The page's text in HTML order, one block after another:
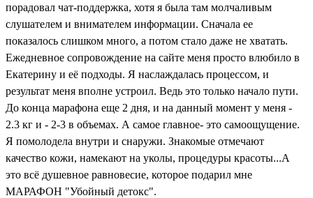
порадовал чат-поддержка, хотя я была там молчаливым
слушателем и внимателем информации. Сначала ее
показалось слишком много, а потом стало даже не хватать.
Ежедневное сопровождение на сайте меня просто влюбило в
Екатерину и её подходы. Я наслаждалась процессом, и
результат меня вполне устроил. Ведь это только начало пути.
До конца марафона еще 2 дня, и на данный момент у меня -
2.3 кг и - 2-3 в объемах. А самое главное- это самоощущение.
Я помолодела внутри и снаружи. Знакомые отмечают
качество кожи, намекают на уколы, процедуры красоты...А
это всё душевное равновесие, которое подарил мне
МАРАФОН "Убойный детокс".